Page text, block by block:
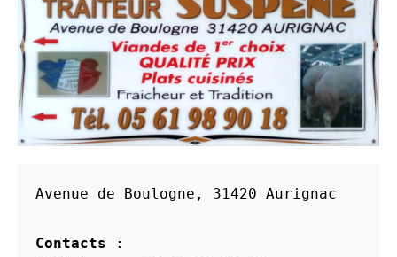
Avenue de Boulogne, 31420 Aurignac
Contacts
: